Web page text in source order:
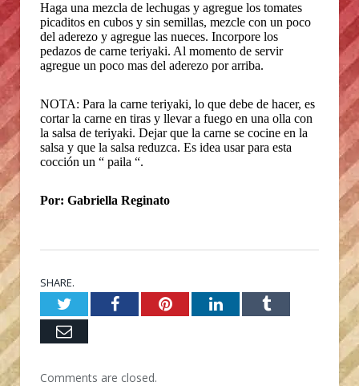
Haga una mezcla de lechugas y agregue los tomates
picaditos en cubos y sin semillas, mezcle con un poco
del aderezo y agregue las nueces. Incorpore los
pedazos de carne teriyaki. Al momento de servir
agregue un poco mas del aderezo por arriba.
NOTA: Para la carne teriyaki, lo que debe de hacer, es
cortar la carne en tiras y llevar a fuego en una olla con
la salsa de teriyaki. Dejar que la carne se cocine en la
salsa y que la salsa reduzca. Es idea usar para esta
cocción un “ paila “.
Por: Gabriella Reginato
SHARE.
TwitterFacebookPinterestLinkedInTumblr
Email
Comments are closed.